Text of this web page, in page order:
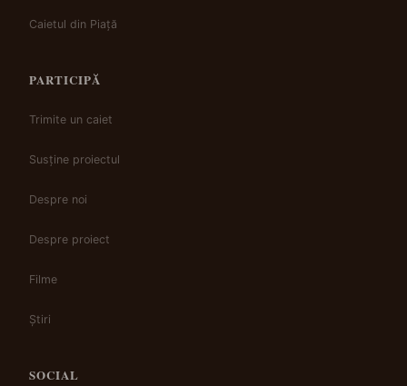
Caietul din Piață
PARTICIPĂ
Trimite un caiet
Susține proiectul
Despre noi
Despre proiect
Filme
Știri
SOCIAL